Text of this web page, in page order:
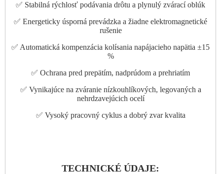
✅ Stabilná rýchlosť podávania drôtu a plynulý zvárací oblúk
✅ Energeticky úsporná prevádzka a žiadne elektromagnetické
rušenie
✅ Automatická kompenzácia kolísania napájacieho napätia ±15
%
✅ Ochrana pred prepätím, nadprúdom a prehriatím
✅ Vynikajúce na zváranie nízkouhlíkových, legovaných a
nehrdzavejúcich ocelí
✅ Vysoký pracovný cyklus a dobrý zvar kvalita
TECHNICKÉ ÚDAJE: